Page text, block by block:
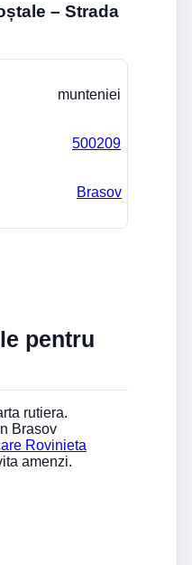
– Strada
munteniei
500209
Brasov
pentru
rutiera.
Brasov
Rovinieta
amenzi.